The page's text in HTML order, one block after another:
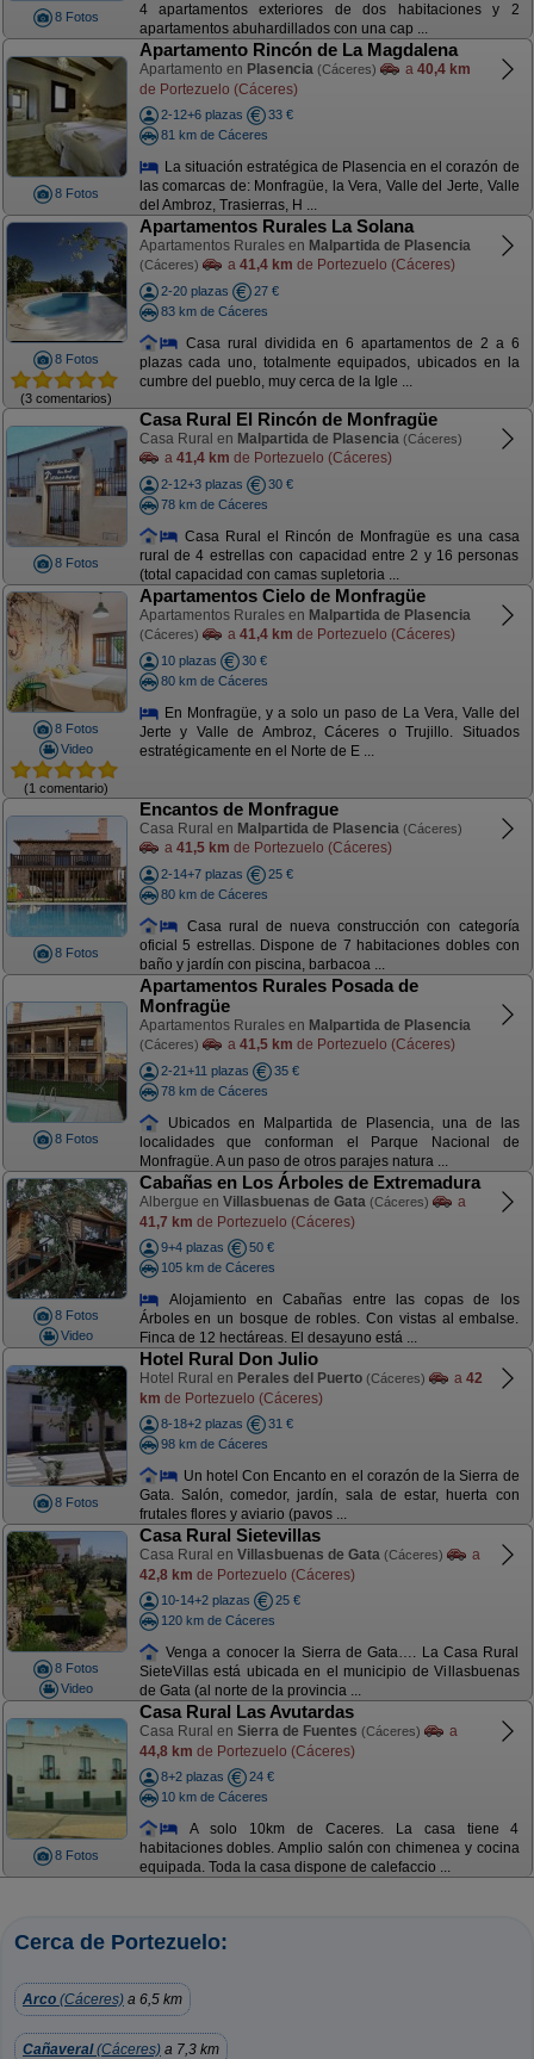
8 Fotos
4 apartamentos exteriores de dos habitaciones y 2
apartamentos abuhardillados con una cap ...
8 Fotos
Apartamento Rincón de La Magdalena
Apartamento en Plasencia (Cáceres) a 40,4 km
de Portezuelo (Cáceres)
2-12+6 plazas
33 €
81 km de Cáceres
La situación estratégica de Plasencia en el corazón de
las comarcas de: Monfragüe, la Vera, Valle del Jerte, Valle
del Ambroz, Trasierras, H ...
8 Fotos
(3 comentarios)
Apartamentos Rurales La Solana
Apartamentos Rurales en Malpartida de Plasencia
(Cáceres) a 41,4 km de Portezuelo (Cáceres)
2-20 plazas
27 €
83 km de Cáceres
Casa rural dividida en 6 apartamentos de 2 a 6
plazas cada uno, totalmente equipados, ubicados en la
cumbre del pueblo, muy cerca de la Igle ...
8 Fotos
Casa Rural El Rincón de Monfragüe
Casa Rural en Malpartida de Plasencia (Cáceres)
a 41,4 km de Portezuelo (Cáceres)
2-12+3 plazas
30 €
78 km de Cáceres
Casa Rural el Rincón de Monfragüe es una casa
rural de 4 estrellas con capacidad entre 2 y 16 personas
(total capacidad con camas supletoria ...
8 Fotos
Video
(1 comentario)
Apartamentos Cielo de Monfragüe
Apartamentos Rurales en Malpartida de Plasencia
(Cáceres) a 41,4 km de Portezuelo (Cáceres)
10 plazas
30 €
80 km de Cáceres
En Monfragüe, y a solo un paso de La Vera, Valle del
Jerte y Valle de Ambroz, Cáceres o Trujillo. Situados
estratégicamente en el Norte de E ...
8 Fotos
Encantos de Monfrague
Casa Rural en Malpartida de Plasencia (Cáceres)
a 41,5 km de Portezuelo (Cáceres)
2-14+7 plazas
25 €
80 km de Cáceres
Casa rural de nueva construcción con categoría
oficial 5 estrellas. Dispone de 7 habitaciones dobles con
baño y jardín con piscina, barbacoa ...
8 Fotos
Apartamentos Rurales Posada de
Monfragüe
Apartamentos Rurales en Malpartida de Plasencia
(Cáceres) a 41,5 km de Portezuelo (Cáceres)
2-21+11 plazas
35 €
78 km de Cáceres
Ubicados en Malpartida de Plasencia, una de las
localidades que conforman el Parque Nacional de
Monfragüe. A un paso de otros parajes natura ...
8 Fotos
Video
Cabañas en Los Árboles de Extremadura
Albergue en Villasbuenas de Gata (Cáceres)
a
41,7 km de Portezuelo (Cáceres)
9+4 plazas
50 €
105 km de Cáceres
Alojamiento en Cabañas entre las copas de los
Árboles en un bosque de robles. Con vistas al embalse.
Finca de 12 hectáreas. El desayuno está ...
8 Fotos
Hotel Rural Don Julio
Hotel Rural en Perales del Puerto (Cáceres) a 42
km de Portezuelo (Cáceres)
8-18+2 plazas
31 €
98 km de Cáceres
Un hotel Con Encanto en el corazón de la Sierra de
Gata. Salón, comedor, jardín, sala de estar, huerta con
frutales flores y aviario (pavos ...
8 Fotos
Video
Casa Rural Sietevillas
Casa Rural en Villasbuenas de Gata (Cáceres)
a
42,8 km de Portezuelo (Cáceres)
10-14+2 plazas
25 €
120 km de Cáceres
Venga a conocer la Sierra de Gata…. La Casa Rural
SieteVillas está ubicada en el municipio de Villasbuenas
de Gata (al norte de la provincia ...
8 Fotos
Casa Rural Las Avutardas
Casa Rural en Sierra de Fuentes (Cáceres)
a
44,8 km de Portezuelo (Cáceres)
8+2 plazas
24 €
10 km de Cáceres
A solo 10km de Caceres. La casa tiene 4
habitaciones dobles. Amplio salón con chimenea y cocina
equipada. Toda la casa dispone de calefaccio ...
Cerca de Portezuelo:
Arco (Cáceres) a 6,5 km
Cañaveral(Cáceres) a 7,3 km